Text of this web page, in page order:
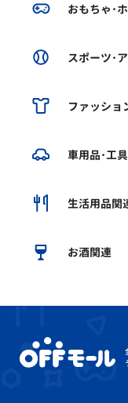
おもちゃ･
スポーツ･
ファッショ
車用品･工
生活用品関
お酒関連